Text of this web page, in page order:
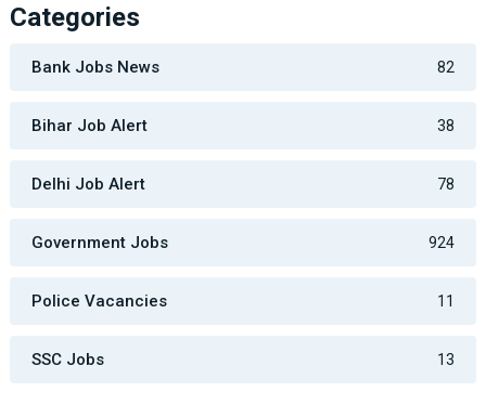
Categories
Bank Jobs News 82
Bihar Job Alert 38
Delhi Job Alert 78
Government Jobs 924
Police Vacancies 11
SSC Jobs 13